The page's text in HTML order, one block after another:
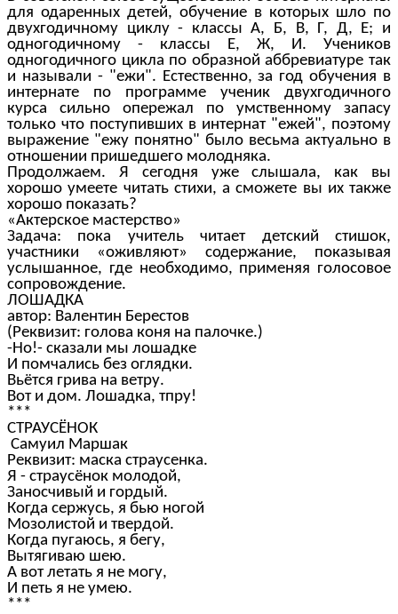
для одаренных детей, обучение в которых шло по
двухгодичному циклу - классы А, Б, В, Г, Д, Е; и
одногодичному - классы Е, Ж, И. Учеников
одногодичного цикла по образной аббревиатуре так
и называли - "ежи". Естественно, за год обучения в
интернате по программе ученик двухгодичного
курса сильно опережал по умственному запасу
только что поступивших в интернат "ежей", поэтому
выражение "ежу понятно" было весьма актуально в
отношении пришедшего молодняка.
Продолжаем. Я сегодня уже слышала, как вы
хорошо умеете читать стихи, а сможете вы их также
хорошо показать?
«Актерское мастерство»
Задача: пока учитель читает детский стишок,
участники «оживляют» содержание, показывая
услышанное, где необходимо, применяя голосовое
сопровождение.
ЛОШАДКА
автор: Валентин Берестов
(Реквизит: голова коня на палочке.)
-Но!- сказали мы лошадке
И помчались без оглядки.
Вьётся грива на ветру.
Вот и дом. Лошадка, тпру!
***
СТРАУСЁНОК
Самуил Маршак
Реквизит: маска страусенка.
Я - страусёнок молодой,
Заносчивый и гордый.
Когда сержусь, я бью ногой
Мозолистой и твердой.
Когда пугаюсь, я бегу,
Вытягиваю шею.
А вот летать я не могу,
И петь я не умею.
***